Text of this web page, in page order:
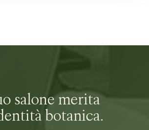
salone merita
botanica.